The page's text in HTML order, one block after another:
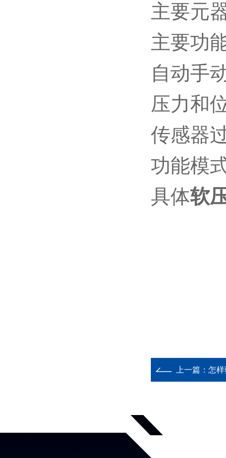
主要元
主要功
自动手
压力和
传感器
功能模
具体软
上一篇： 怎